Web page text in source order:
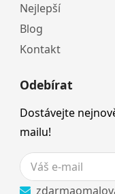
Nejlepší
Blog
Kontakt
Odebírat
Dostávejte
mailu!